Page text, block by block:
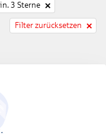
3 Sterne
Filter zurücksetzen